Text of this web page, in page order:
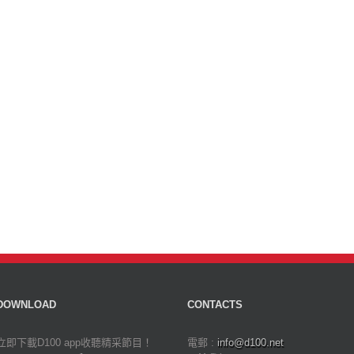
即下載D100 app收聽精采節目！
CONTACTS
電郵 : info@d100.net